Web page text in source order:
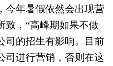
今年暑假依然会出现营
致，“高峰期如果不做
司的招生有影响。目前
司进行营销，否则在这